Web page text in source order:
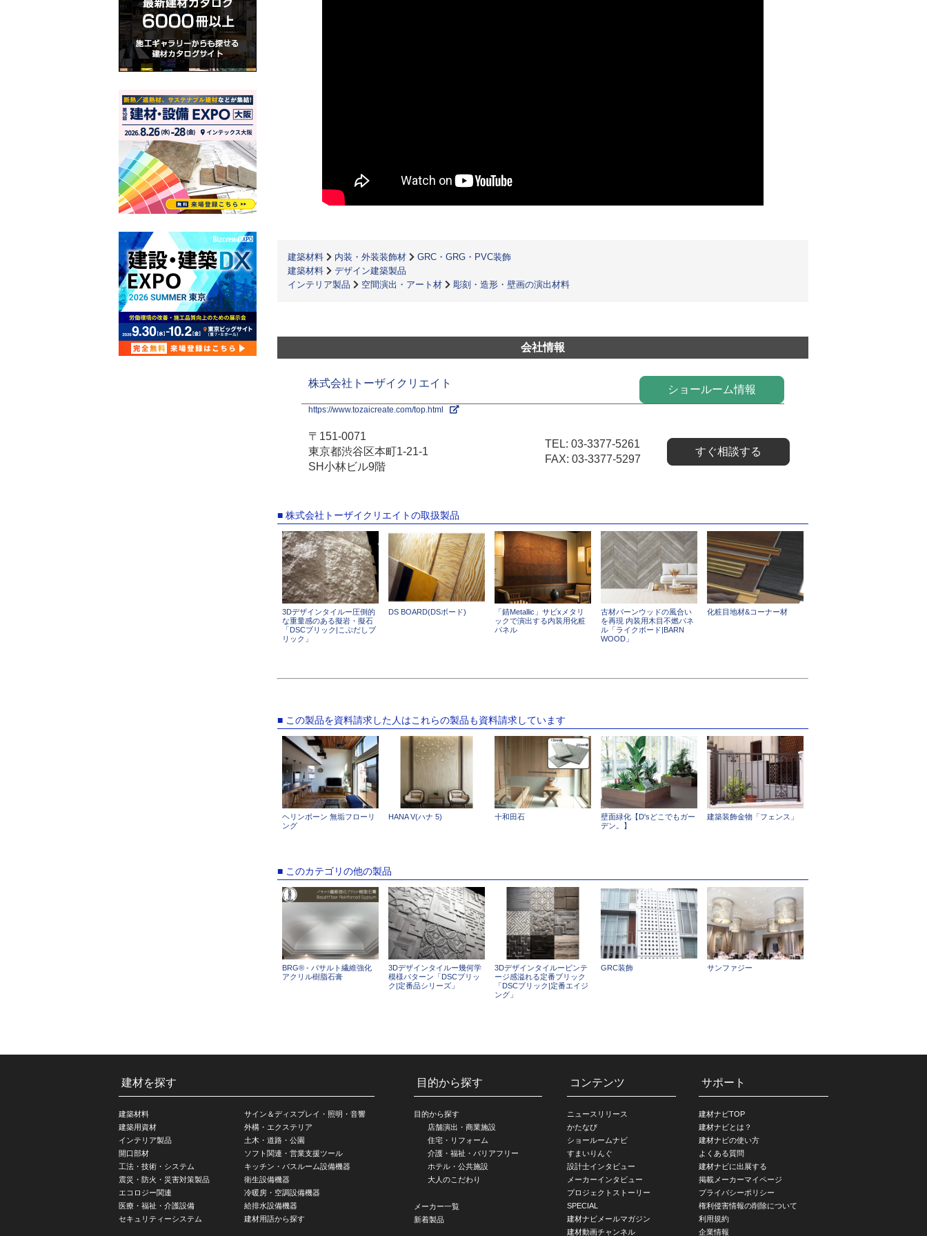
建築材料 内装・外装装飾材
GRC・GRG・PVC装飾
建築材料
デザイン建築製品
インテリア製品
空間演出・アート材 彫刻・造形・壁画の演出材料
会社情報
株式会社トーザイクリエイト
ショールーム情報
https://www.tozaicreate.com/top.html
〒151-0071
東京都渋谷区本町1-21-1
SH小林ビル9階
TEL: 03-3377-5261
FAX: 03-3377-5297
すぐ相談する
■ 株式会社トーザイクリエイトの取扱製品
3Dデザインタイルー圧倒的
な重量感のある擬岩・擬石
「DSCブリック|こぶだしブ
リック」
DS BOARD(DSボード)
「錆Metallic」サビxメタリ
ックで演出する内装用化粧
パネル
古材バーンウッドの風合い
を再現 内装用木目不燃パネ
ル「ライクボード|BARN
WOOD」
化粧目地材&コーナー材
■ この製品を資料請求した人はこれらの製品も資料請求しています
ヘリンボーン 無垢フローリ
ング
HANA V(ハナ 5) 十和田石
壁面緑化【D'sどこでもガー
デン。】
建築装飾金物「フェンス」
■ このカテゴリの他の製品
BRG® - バサルト繊維強化
アクリル樹脂石膏
3Dデザインタイルー幾何学
模様パターン「DSCブリッ
ク|定番品シリーズ」
3Dデザインタイルービンテ
ージ感溢れる定番ブリック
「DSCブリック|定番エイジ
ング」
GRC装飾 サンファジー
建材を探す
建築材料
建築用資材
インテリア製品
開口部材
工法・技術・システム
震災・防火・災害対策製品
エコロジー関連
医療・福祉・介護設備
セキュリティーシステム
サイン＆ディスプレイ・照明・音響
外構・エクステリア
土木・道路・公園
ソフト関連・営業支援ツール
キッチン・バスルーム設備機器
衛生設備機器
冷暖房・空調設備機器
給排水設備機器
建材用語から探す
目的から探す
目的から探す
店舗演出・商業施設
住宅・リフォーム
介護・福祉・バリアフリー
ホテル・公共施設
大人のこだわり
メーカー一覧
新着製品
コンテンツ
ニュースリリース
かたなび
ショールームナビ
すまいりんぐ
設計士インタビュー
メーカーインタビュー
プロジェクトストーリー
SPECIAL
建材ナビメールマガジン
建材動画チャンネル
サポート
建材ナビTOP
建材ナビとは？
建材ナビの使い方
よくある質問
建材ナビに出展する
掲載メーカーマイページ
プライバシーポリシー
権利侵害情報の削除について
利用規約
企業情報